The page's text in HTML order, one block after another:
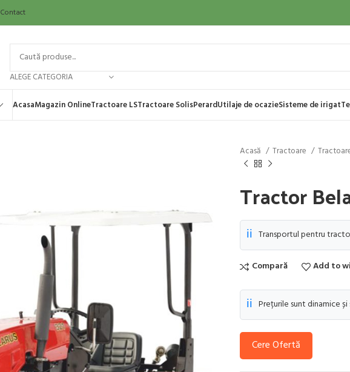
Contact
ALEGE CATEGORIA
AcasaMagazin OnlineTractoare LSTractoare SolisPerardUtilaje de ocazieSisteme de irigat
Acasă Tractoare
Tractor
ℹ️ Transportul pentru
Compară Add to
ℹ️ Prețurile sunt dinamice
Cere Ofertă